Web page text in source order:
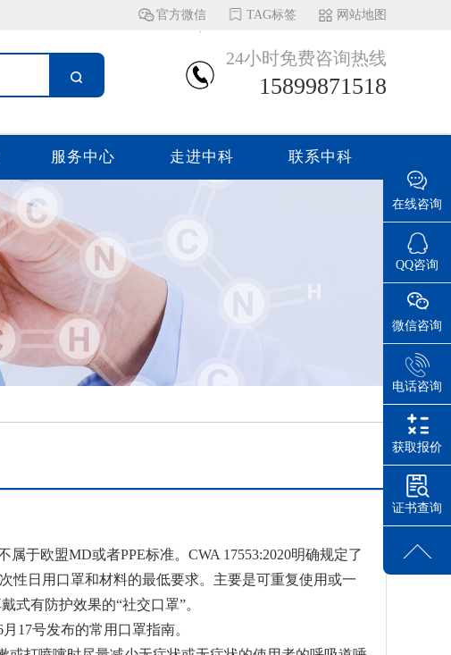
官方微信 TAG标签 网站地图
24小时免费咨询热线
15899871518
服务中心 走进中科 联系中科
于欧盟MD或者PPE标准。CWA 17553:2020明确规定了
性日用口罩和材料的最低要求。主要是可重复使用或一
式有防护效果的“社交口罩”。
17号发布的常用口罩指南。
在线咨询
QQ咨询
微信咨询
电话咨询
获取报价
证书查询